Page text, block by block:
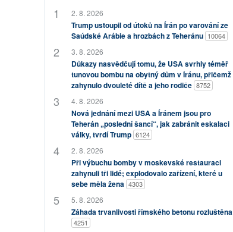
2. 8. 2026
Trump ustoupil od útoků na Írán po varování ze
Saúdské Arábie a hrozbách z Teheránu 10064
3. 8. 2026
Důkazy nasvědčují tomu, že USA svrhly téměř
tunovou bombu na obytný dům v Íránu, přičemž
zahynulo dvouleté dítě a jeho rodiče 8752
4. 8. 2026
Nová jednání mezi USA a Íránem jsou pro
Teherán „poslední šancí“, jak zabránit eskalaci
války, tvrdí Trump 6124
2. 8. 2026
Při výbuchu bomby v moskevské restauraci
zahynuli tři lidé; explodovalo zařízení, které u
sebe měla žena 4303
5. 8. 2026
Záhada trvanlivosti římského betonu rozluštěna
4251